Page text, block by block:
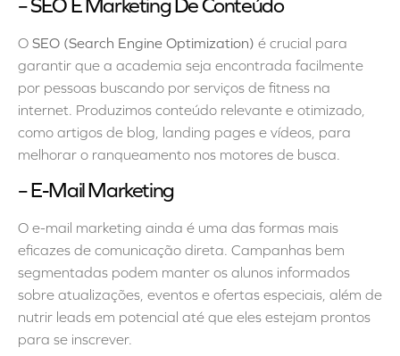
– SEO E Marketing De Conteúdo
O SEO (Search Engine Optimization) é crucial para
garantir que a academia seja encontrada facilmente
por pessoas buscando por serviços de fitness na
internet. Produzimos conteúdo relevante e otimizado,
como artigos de blog, landing pages e vídeos, para
melhorar o ranqueamento nos motores de busca.
– E-Mail Marketing
O e-mail marketing ainda é uma das formas mais
eficazes de comunicação direta. Campanhas bem
segmentadas podem manter os alunos informados
sobre atualizações, eventos e ofertas especiais, além de
nutrir leads em potencial até que eles estejam prontos
para se inscrever.